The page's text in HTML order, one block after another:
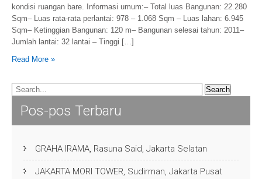
kondisi ruangan bare. Informasi umum:– Total luas Bangunan: 22.280
Sqm– Luas rata-rata perlantai: 978 – 1.068 Sqm – Luas lahan: 6.945
Sqm– Ketinggian Bangunan: 120 m– Bangunan selesai tahun: 2011–
Jumlah lantai: 32 lantai – Tinggi […]
Read More »
Pos-pos Terbaru
GRAHA IRAMA, Rasuna Said, Jakarta Selatan
JAKARTA MORI TOWER, Sudirman, Jakarta Pusat